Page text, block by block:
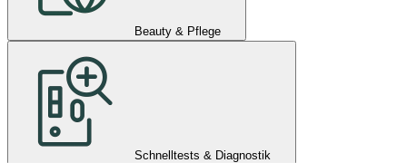
Beauty & Pflege
Schnelltests & Diagnostik